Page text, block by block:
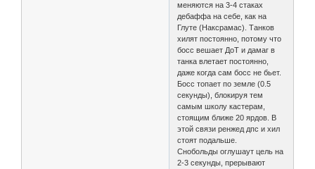
меняются на 3-4 стаках
дебаффа на себе, как на
Глуте (Наксрамас). Танков
хилят постоянно, потому что
босс вешает ДоТ и дамаг в
танка влетает постоянно,
даже когда сам босс не бьет.
Босс топает по земле (0.5
секунды), блокируя тем
самым школу кастерам,
стоящим ближе 20 ярдов. В
этой связи ренжед дпс и хил
стоят подальше.
Снобольды оглушаут цель на
2-3 секунды, прерывают